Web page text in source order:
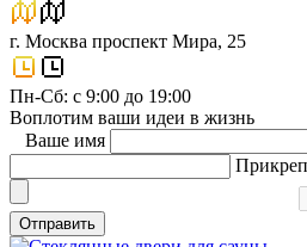
г. Москва проспект Мира, 25
Пн-Сб: с 9:00 до 19:00
Воплотим ваши идеи в жизнь
Ваше имя
Отправить